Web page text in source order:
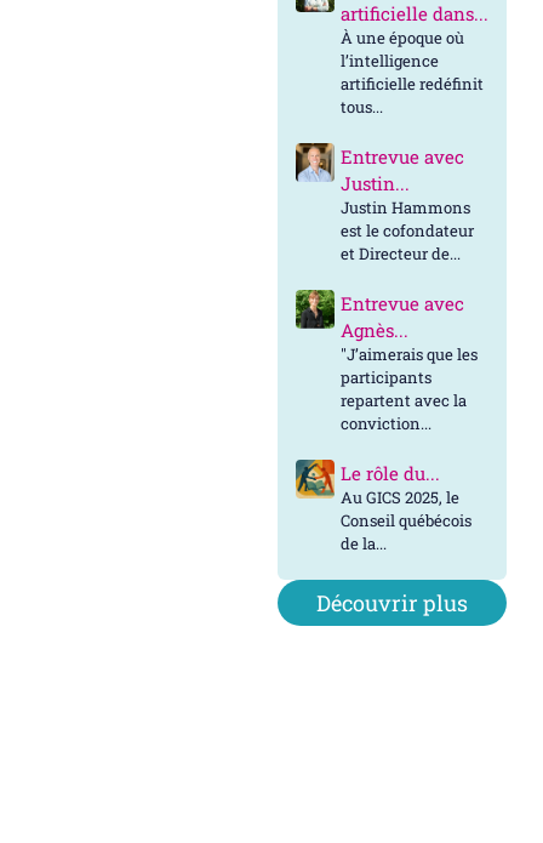
artificielle dans...
À une époque où
l’intelligence
artificielle redéfinit
tous...
Entrevue avec
Justin...
Justin Hammons
est le cofondateur
et Directeur de...
Entrevue avec
Agnès...
"J’aimerais que les
participants
repartent avec la
conviction...
Le rôle du...
Au GICS 2025, le
Conseil québécois
de la...
Découvrir plus